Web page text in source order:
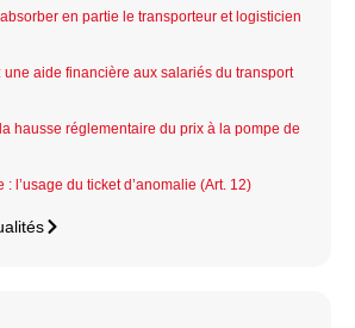
en partie le transporteur et logisticien
une aide financière aux salariés du transport
hausse réglementaire du prix à la pompe de
l’usage du ticket d’anomalie (Art. 12)